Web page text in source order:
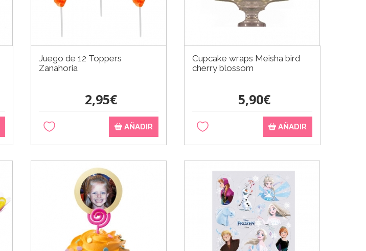
Juego de 12 Toppers
Zanahoria
2,95€
AÑADIR
Cupcake wraps Meisha bird
cherry blossom
5,90€
AÑADIR